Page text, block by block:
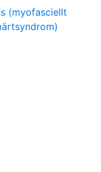
(myofasciellt